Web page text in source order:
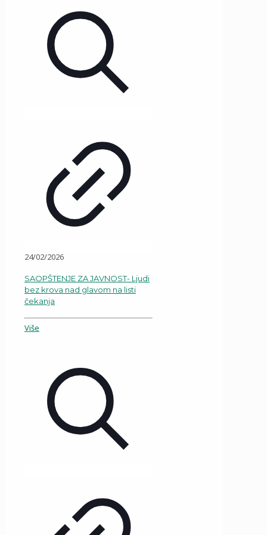
24/02/2026
SAOPŠTENJE ZA JAVNOST- Ljudi
bez krova nad glavom na listi
čekanja
Više